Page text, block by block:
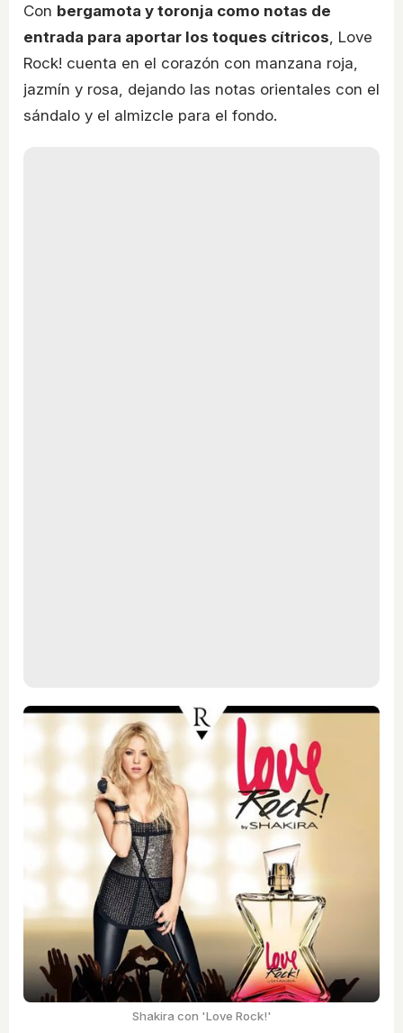
Con bergamota y toronja como notas de
entrada para aportar los toques cítricos , Love
Rock! cuenta en el corazón con manzana roja,
jazmín y rosa, dejando las notas orientales con el
sándalo y el almizcle para el fondo.
Shakira con 'Love Rock!'